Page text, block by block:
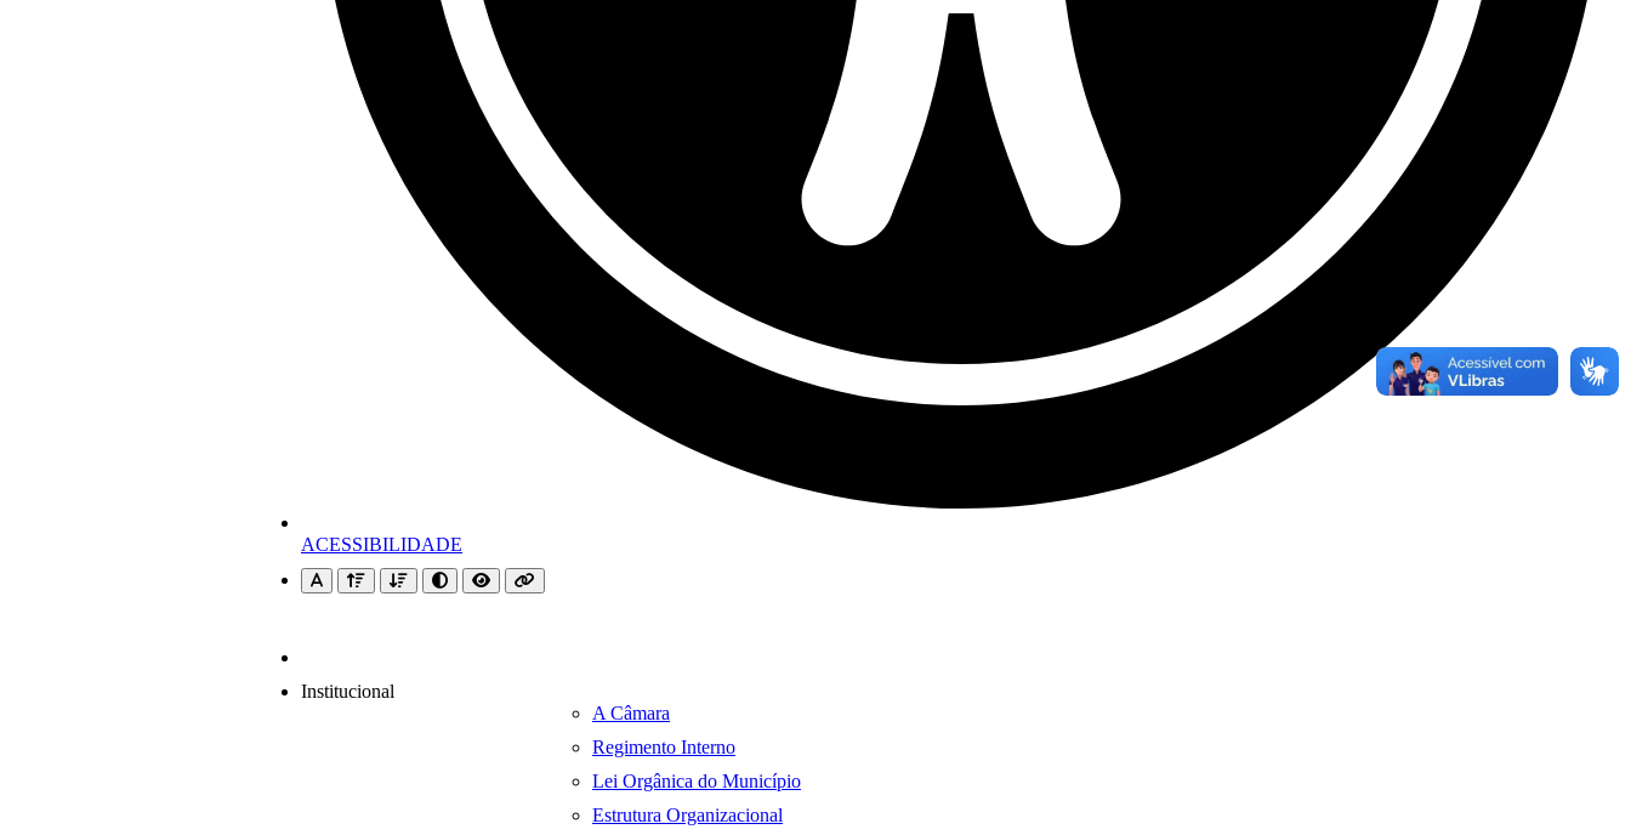
ACESSIBILIDADE
Institucional
A Câmara
Regimento Interno
Lei Orgânica do Município
Estrutura Organizacional